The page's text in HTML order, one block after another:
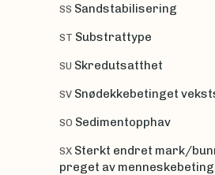
SS Sandstabilisering
ST Substrattype
SU Skredutsatthet
SV Snødekkebetinget
SO Sedimentopphav
SX Sterkt endret mark/
preget av